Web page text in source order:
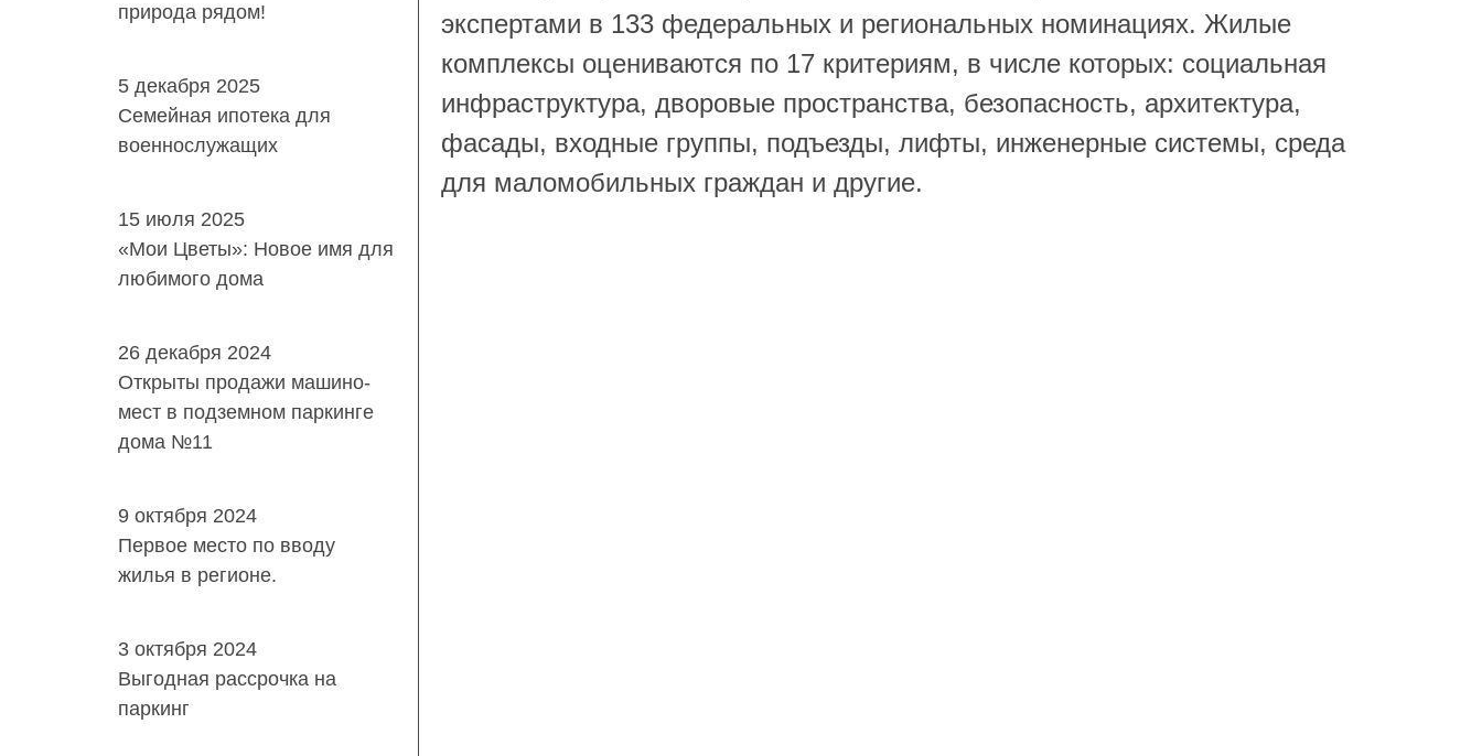
природа рядом!
5 декабря 2025
Семейная ипотека для
военнослужащих
15 июля 2025
«Мои Цветы»: Новое имя для
любимого дома
26 декабря 2024
Открыты продажи машино-
мест в подземном паркинге
дома №11
9 октября 2024
Первое место по вводу
жилья в регионе.
3 октября 2024
Выгодная рассрочка на
паркинг
экспертами в 133 федеральных и региональных номинациях. Жилые
комплексы оцениваются по 17 критериям, в числе которых: социальная
инфраструктура, дворовые пространства, безопасность, архитектура,
фасады, входные группы, подъезды, лифты, инженерные системы, среда
для маломобильных граждан и другие.